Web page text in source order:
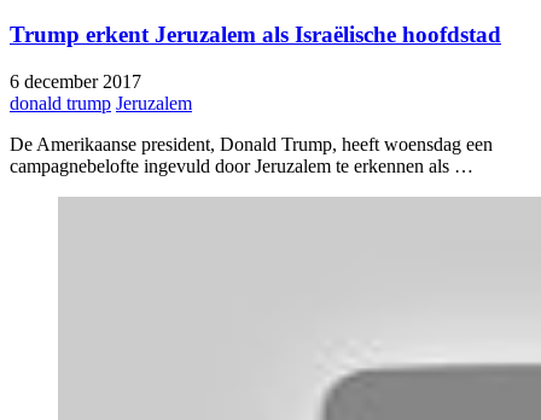
Trump erkent Jeruzalem als Israëlische hoofdstad
6 december 2017
donald trump Jeruzalem
De Amerikaanse president, Donald Trump, heeft woensdag een
campagnebelofte ingevuld door Jeruzalem te erkennen als …